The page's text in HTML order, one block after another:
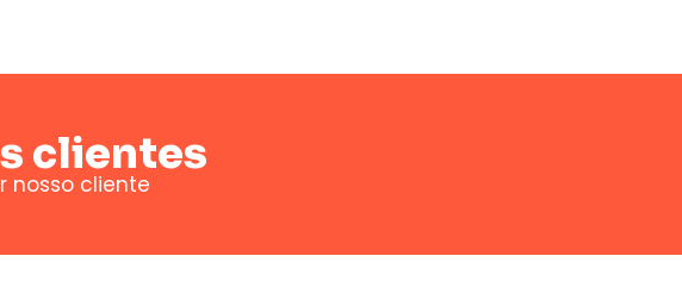
clientes
nosso cliente